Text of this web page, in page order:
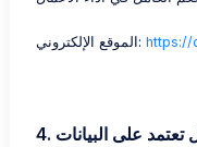
الموقع الإلكتروني: https://
تعتمد على البيانات